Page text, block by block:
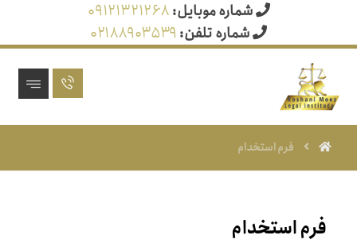
شماره موبایل:۰۹۱۲۱۳۲۱۲۶۸
شماره تلفن:۰۲۱۸۸۹۰۳۵۳۹
فرم استخدام
فرم استخدام